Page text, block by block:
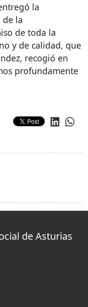
la
de la
de toda la
y de calidad, que
recogió en
profundamente
de Asturias